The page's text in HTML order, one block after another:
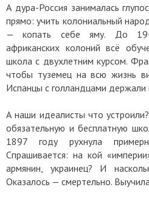
А дура-Россия занималась
прямо: учить колониальный
— копать себе яму. До
африканских колоний всё
школа с двухлетним курсом.
чтобы туземец на всю жизнь
Испанцы с голландцами
А наши идеалисты что
обязательную и бесплатную
1897 году рухнула
Спрашивается: на кой
армянин, украинец? И
Оказалось — смертельно.